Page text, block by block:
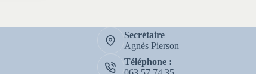
Secrétaire
Agnès Pierson
Téléphone :